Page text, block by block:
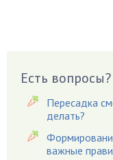
Вишня
Вредители
Гардения
Гацания
Гвоздики
Есть
Пересадка
делать?
важные